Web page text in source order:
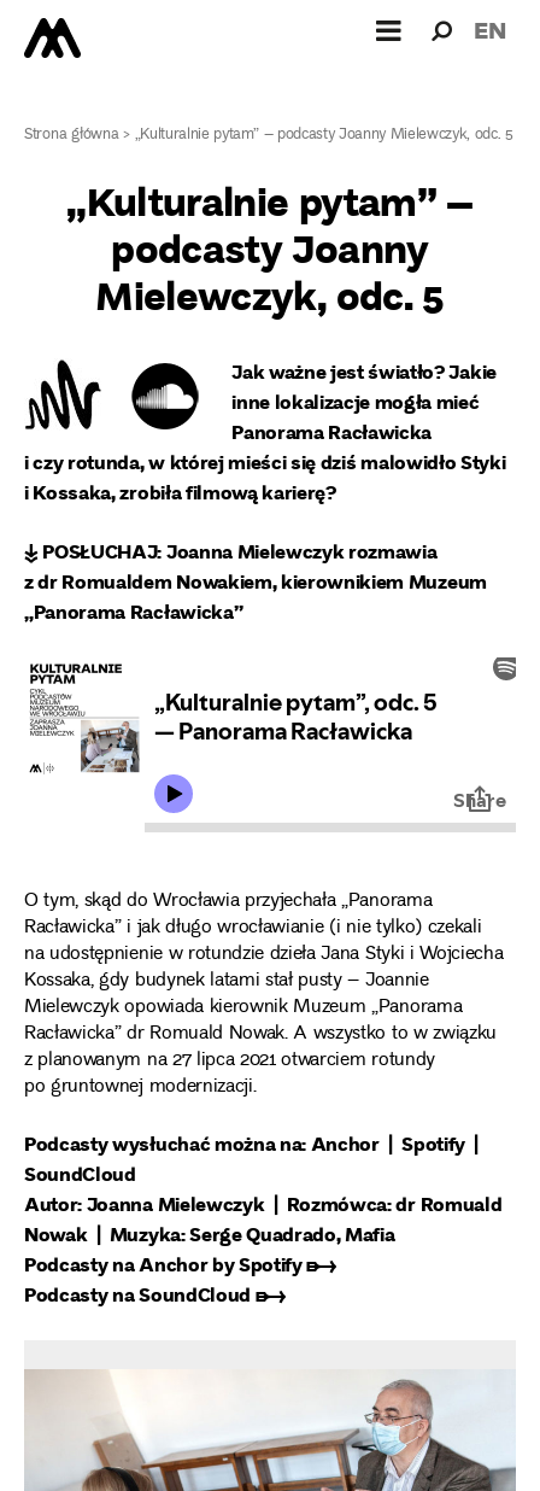
dla: EN
Strona główna>„Kulturalnie pytam” – podcasty Joanny Mielewczyk, odc. 5
„Kulturalnie pytam” –
podcasty Joanny
Mielewczyk, odc. 5
Jak ważne jest światło? Jakie
inne lokalizacje mogła mieć
Panorama Racławicka
i czy rotunda, w której mieści się dziś malowidło Styki
i Kossaka, zrobiła filmową karierę?
↡ POSŁUCHAJ: Joanna Mielewczyk rozmawia
z dr Romualdem Nowakiem, kierownikiem Muzeum
„Panorama Racławicka”
O tym, skąd do Wrocławia przyjechała „Panorama
Racławicka” i jak długo wrocławianie (i nie tylko) czekali
na udostępnienie w rotundzie dzieła Jana Styki i Wojciecha
Kossaka, gdy budynek latami stał pusty – Joannie
Mielewczyk opowiada kierownik Muzeum „Panorama
Racławicka” dr Romuald Nowak. A wszystko to w związku
z planowanym na 27 lipca 2021 otwarciem rotundy
po gruntownej modernizacji.
Podcasty wysłuchać można na:Anchor|Spotify|
SoundCloud
Autor: Joanna Mielewczyk | Rozmówca: dr Romuald
Nowak | Muzyka: Serge Quadrado, Mafia
Podcasty na Anchor by Spotify ➸
Podcasty na SoundCloud ➸